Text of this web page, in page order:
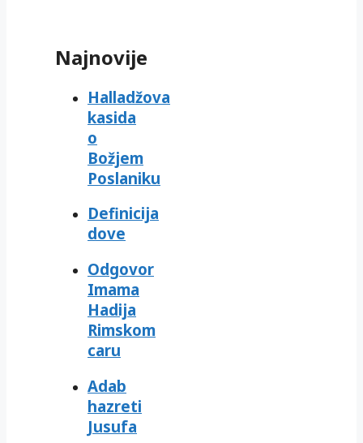
Najnovije
Halladžova
kasida
o
Božjem
Poslaniku
Definicija
dove
Odgovor
Imama
Hadija
Rimskom
caru
Adab
hazreti
Jusufa